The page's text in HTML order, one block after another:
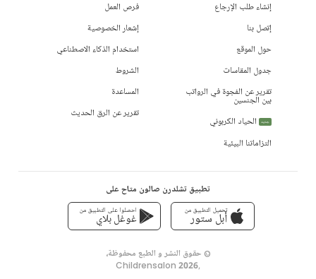
إنشاء طلب الإرجاع
إتصل بنا
حول الموقع
جدول المقاسات
تقرير عن الفجوة في الرواتب
بين الجنسين
جديد
الحياد الكربوني
التزاماتنا البيئية
فرص العمل
إشعار الخصوصية
استخدام الذكاء الاصطناعي
الشروط
المساعدة
تقرير عن الرق الحديث
تطبيق تشلدرن صالون متاح على
تحميل التطبيق من
أبل ستور
احصلوا على التطبيق من
غوغل بلاي
© حقوق النشر و الطبع محفوظة،
,
Childrensalon 2026